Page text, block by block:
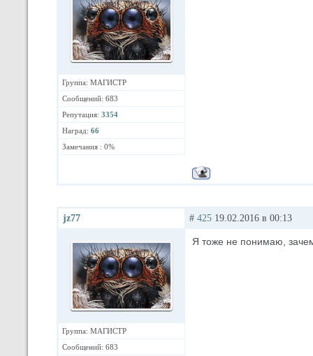
Группа: МАГИСТР
Сообщений: 683
Репутация: 3354
Наград: 66
Замечания : 0%
jz77
Группа: МАГИСТР
Сообщений: 683
# 425 19.02.2016 в 00:13
Я тоже не понимаю,